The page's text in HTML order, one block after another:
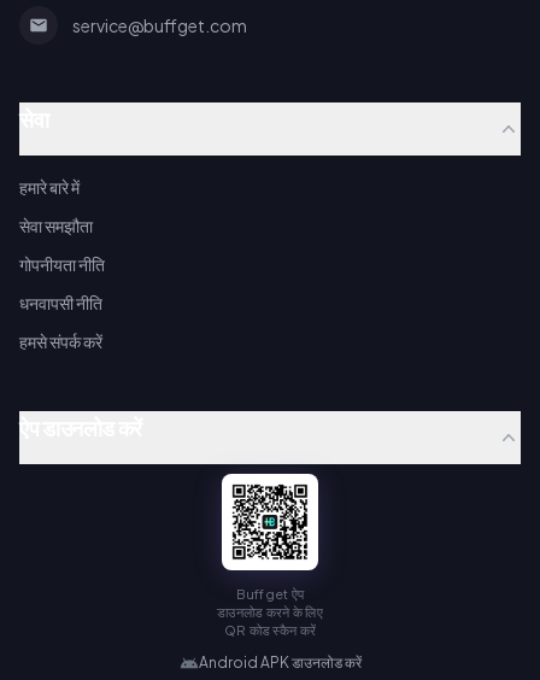
service@buffget.com
हमारे बारे में
सेवा समझौता
गोपनीयता नीति
धनवापसी नीति
हमसे संपर्क करें
Buffget ऐप
डाउनलोड करने के लिए
QR कोड स्कैन करें
Android APK डाउनलोड करें